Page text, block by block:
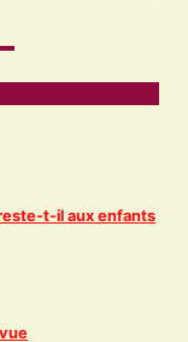
t-il aux enfants